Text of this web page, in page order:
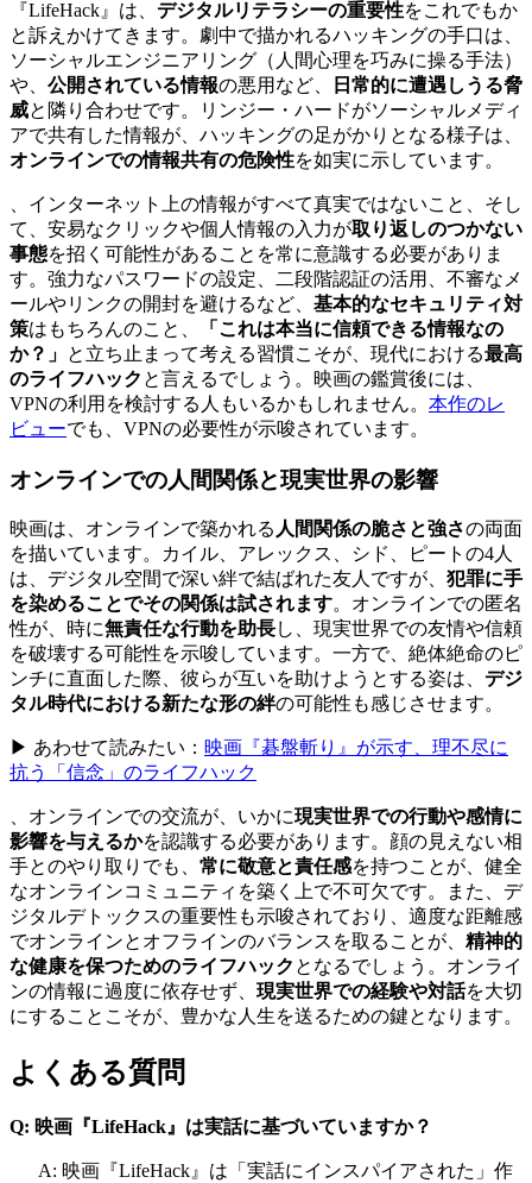
『LifeHack』は、 デジタルリテラシーの重要性をこれでもか
と訴えかけてきます。劇中で描かれるハッキングの手口は、
ソーシャルエンジニアリング（人間心理を巧みに操る手法）
や、 公開されている情報の悪用など、
日常的に遭遇しうる脅
威と隣り合わせです。リンジー・ハードがソーシャルメディ
アで共有した情報が、ハッキングの足がかりとなる様子は、
オンラインでの情報共有の危険性を如実に示しています。
、インターネット上の情報がすべて真実ではないこと、そし
て、安易なクリックや個人情報の入力が取り返しのつかない
事態を招く可能性があることを常に意識する必要がありま
す。強力なパスワードの設定、二段階認証の活用、不審なメ
ールやリンクの開封を避けるなど、 基本的なセキュリティ対
策はもちろんのこと、
「これは本当に信頼できる情報なの
か？」 と立ち止まって考える習慣こそが、現代における最高
のライフハック と言えるでしょう。映画の鑑賞後には、
VPNの利用を検討する人もいるかもしれません。 本作のレ
ビューでも、VPNの必要性が示唆されています。
オンラインでの人間関係と現実世界の影響
映画は、オンラインで築かれる 人間関係の脆さと強さの両面
を描いています。カイル、アレックス、シド、ピートの4人
は、デジタル空間で深い絆で結ばれた友人ですが、 犯罪に手
を染めることでその関係は試されます。オンラインでの匿名
性が、時に無責任な行動を助長し、現実世界での友情や信頼
を破壊する可能性を示唆しています。一方で、絶体絶命のピ
ンチに直面した際、彼らが互いを助けようとする姿は、 デジ
タル時代における新たな形の絆の可能性も感じさせます。
▶ あわせて読みたい： 映画『碁盤斬り』が示す、理不尽に
抗う「信念」のライフハック
、オンラインでの交流が、いかに現実世界での行動や感情に
影響を与えるかを認識する必要があります。顔の見えない相
手とのやり取りでも、 常に敬意と責任感を持つことが、健全
なオンラインコミュニティを築く上で不可欠です。また、デ
ジタルデトックスの重要性も示唆されており、適度な距離感
でオンラインとオフラインのバランスを取ることが、 精神的
な健康を保つためのライフハック となるでしょう。オンライ
ンの情報に過度に依存せず、 現実世界での経験や対話を大切
にすることこそが、豊かな人生を送るための鍵となります。
よくある質問
Q: 映画『LifeHack』は実話に基づいていますか？
A: 映画『LifeHack』は「実話にインスパイアされた」作